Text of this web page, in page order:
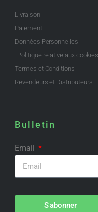
Livraison
Paiement
Données Personnelles
Politique relative aux cookies
Termes et Conditions
Revendeurs et Distributeurs
Bulletin
Email
S'abonner